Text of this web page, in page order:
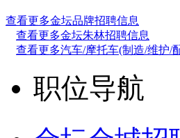
查看更多金坛品牌招聘信息
查看更多金坛朱林招聘信息
查看更多汽车/摩托车(制造/维护/
职位导航